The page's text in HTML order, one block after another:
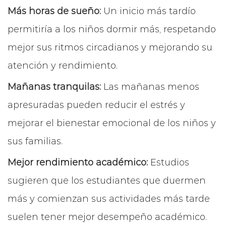
Más horas de sueño: Un inicio más tardío
permitiría a los niños dormir más, respetando
mejor sus ritmos circadianos y mejorando su
atención y rendimiento.
Mañanas tranquilas: Las mañanas menos
apresuradas pueden reducir el estrés y
mejorar el bienestar emocional de los niños y
sus familias.
Mejor rendimiento académico: Estudios
sugieren que los estudiantes que duermen
más y comienzan sus actividades más tarde
suelen tener mejor desempeño académico.